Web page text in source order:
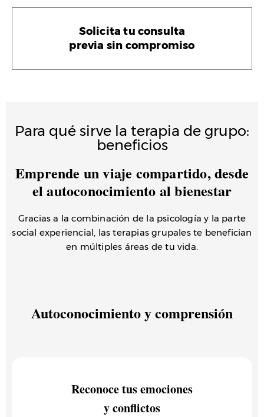
Solicita tu consulta
previa sin compromiso
Para qué sirve la terapia de grupo:
beneficios
Emprende un viaje compartido, desde
el autoconocimiento al bienestar
Gracias a la combinación de la psicología y la parte
social experiencial, las terapias grupales te benefician
en múltiples áreas de tu vida.
Autoconocimiento y comprensión
Reconoce tus emociones
y conflictos